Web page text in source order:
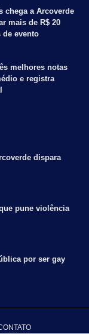
chega a Arcoverde
mais de R$ 20
evento
melhores notas
e registra
dispara
pune violência
por ser gay